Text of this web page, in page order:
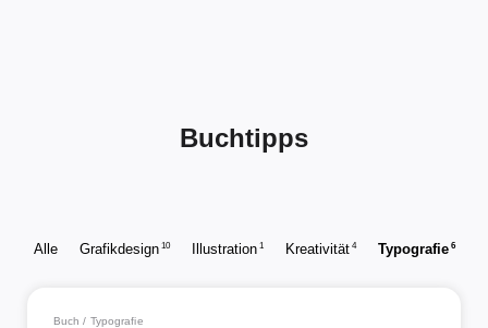
Buchtipps
Alle Grafikdesign10 Illustration1 Kreativität4 Typografie6
Buch / Typografie